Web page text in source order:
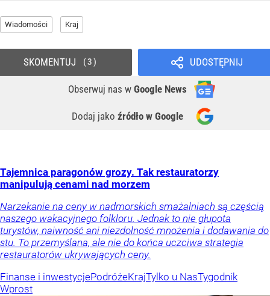
Wiadomości Kraj
UDOSTĘPNIJ
Obserwuj nas w Google News
Dodaj jako źródło w Google
SKOMENTUJ 3
Tajemnica paragonów grozy. Tak restauratorzy
manipulują cenami nad morzem
Narzekanie na ceny w nadmorskich smażalniach są częścią
naszego wakacyjnego folkloru. Jednak to nie głupota
turystów, naiwność ani niezdolność mnożenia i dodawania do
stu. To przemyślana, ale nie do końca uczciwa strategia
restauratorów ukrywających ceny.
Finanse i inwestycjePodróżeKrajTylko u NasTygodnik
Wprost